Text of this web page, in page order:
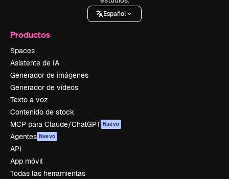
Español
Productos
Spaces
Asistente de IA
Generador de imágenes
Generador de vídeos
Texto a voz
Contenido de stock
MCP para Claude/ChatGPT Nuevo
Agentes Nuevo
API
App móvil
Todas las herramientas